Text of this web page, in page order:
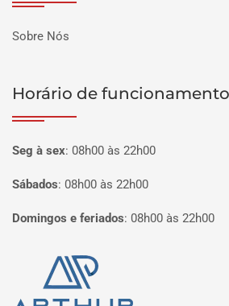
Sobre Nós
Horário de funcionamento
Seg à sex: 08h00 às 22h00
Sábados: 08h00 às 22h00
Domingos e feriados: 08h00 às 22h00
Página inicial